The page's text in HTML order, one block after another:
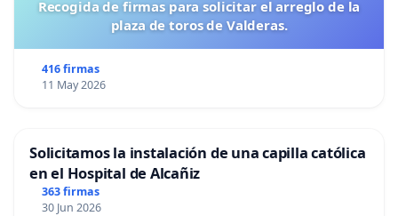
Recogida de firmas para solicitar el arreglo de la
plaza de toros de Valderas.
416 firmas
11 May 2026
Solicitamos la instalación de una capilla católica
en el Hospital de Alcañiz
363 firmas
30 Jun 2026